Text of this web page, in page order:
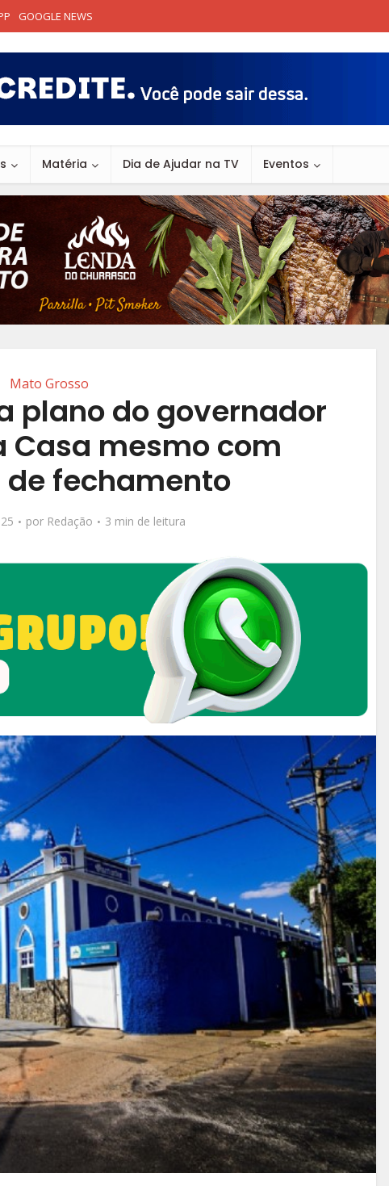
GOOGLE NEWS
Matéria Dia de Ajudar na TV Eventos
Mato Grosso
plano do governador
Casa mesmo com
fechamento
por Redação 3 min de leitura